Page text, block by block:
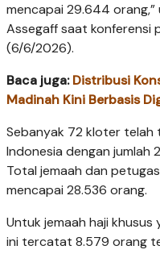
mencapai 29.644 orang,”
Assegaff saat konferensi
(6/6/2026).
Baca juga:Distribusi
Madinah Kini Berbasis
Sebanyak 72 kloter telah
Indonesia dengan jumlah
Total jemaah dan
mencapai 28.536 orang.
Untuk jemaah haji
ini tercatat 8.579 orang